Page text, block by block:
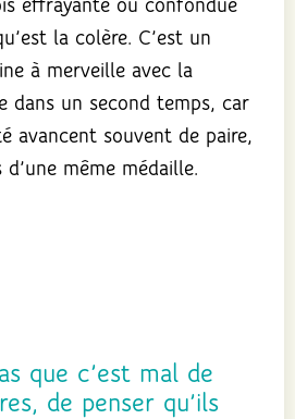
effrayante ou confondue
la colère. C’est un
à merveille avec la
dans un second temps, car
avancent souvent de paire,
même médaille.
que c’est mal de
de penser qu’ils